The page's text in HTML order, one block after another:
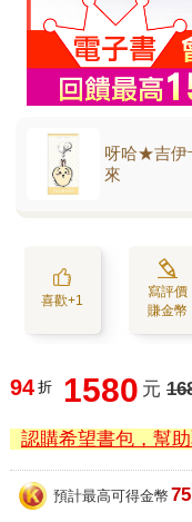
呀哈★吉伊
來
喜歡+1
寫評價
賺金幣
94 折 1580 元
認購希望書包，幫
預計最高可得金幣 75